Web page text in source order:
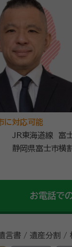
に対応可能
JR東海道線 富
お電話で
言書 / 遺産分割 /